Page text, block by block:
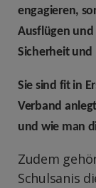
engagieren,
Ausflügen
Sicherheit und
Sie sind fit in
Verband
und wie man
Zudem
Schulsanis